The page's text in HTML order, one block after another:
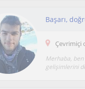
Çevrimiçi
Merhaba,
gelişimlerini